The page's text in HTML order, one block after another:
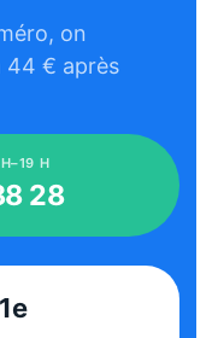
on
44 € après
H
28